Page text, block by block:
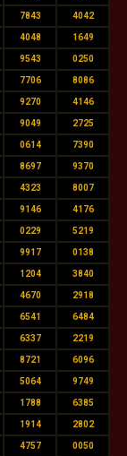
7843 4042
4048 1649
9543 0250
7706 8086
9270 4146
9049 2725
0614 7390
8697 9370
4323 8007
9146 4176
0229 5219
9917 0138
1204 3840
4670 2918
6541 6484
6337 2219
8721 6096
5064 9749
1788 6385
1914 2802
4757 0050